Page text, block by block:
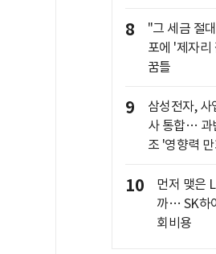
8
"그 세금 절
포에 '제자리
꿈틀
9
삼성전자, 사
사 통합… 과
조 '영향력
10
먼저 맺은
까… SK하
회비용